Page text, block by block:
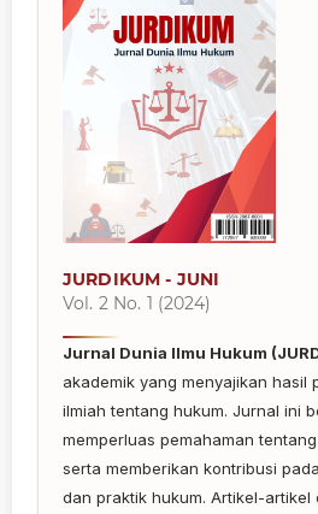
JURDIKUM - JUNI
Vol. 2 No. 1 (2024)
Jurnal Dunia Ilmu Hukum
akademik yang menyajikan hasil
ilmiah tentang hukum. Jurnal ini
memperluas pemahaman
serta memberikan kontribusi
dan praktik hukum. Artikel-artikel